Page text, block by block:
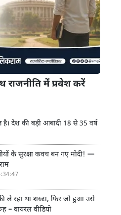
राजनीति में प्रवेश करें
है। देश की बड़ी आबादी 18 से 35 वर्ष
के सुरक्षा कवच बन गए मोदी! —
ले रहा था शख्स, फिर जो हुआ उसे
– वायरल वीडियो